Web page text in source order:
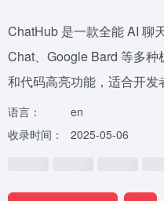
ChatHub 是一款全能 AI 聊
Chat、Google Bard 等多
和代码高亮功能，适合开发
语言：
en
收录时间：
2025-05-06